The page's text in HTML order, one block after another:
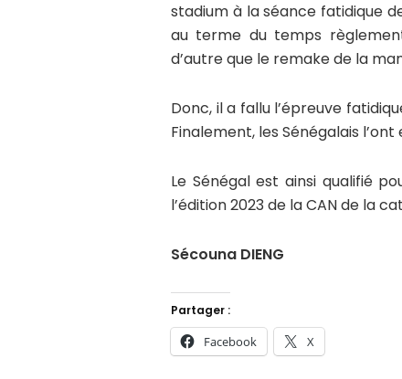
stadium à la séance fatidique
au terme du temps
d’autre que le remake de la
Donc, il a fallu l’épreuve
Finalement, les Sénégalais
Le Sénégal est ainsi qualifié
l’édition 2023 de la CAN de la
Sécouna DIENG
Partager :
Facebook X